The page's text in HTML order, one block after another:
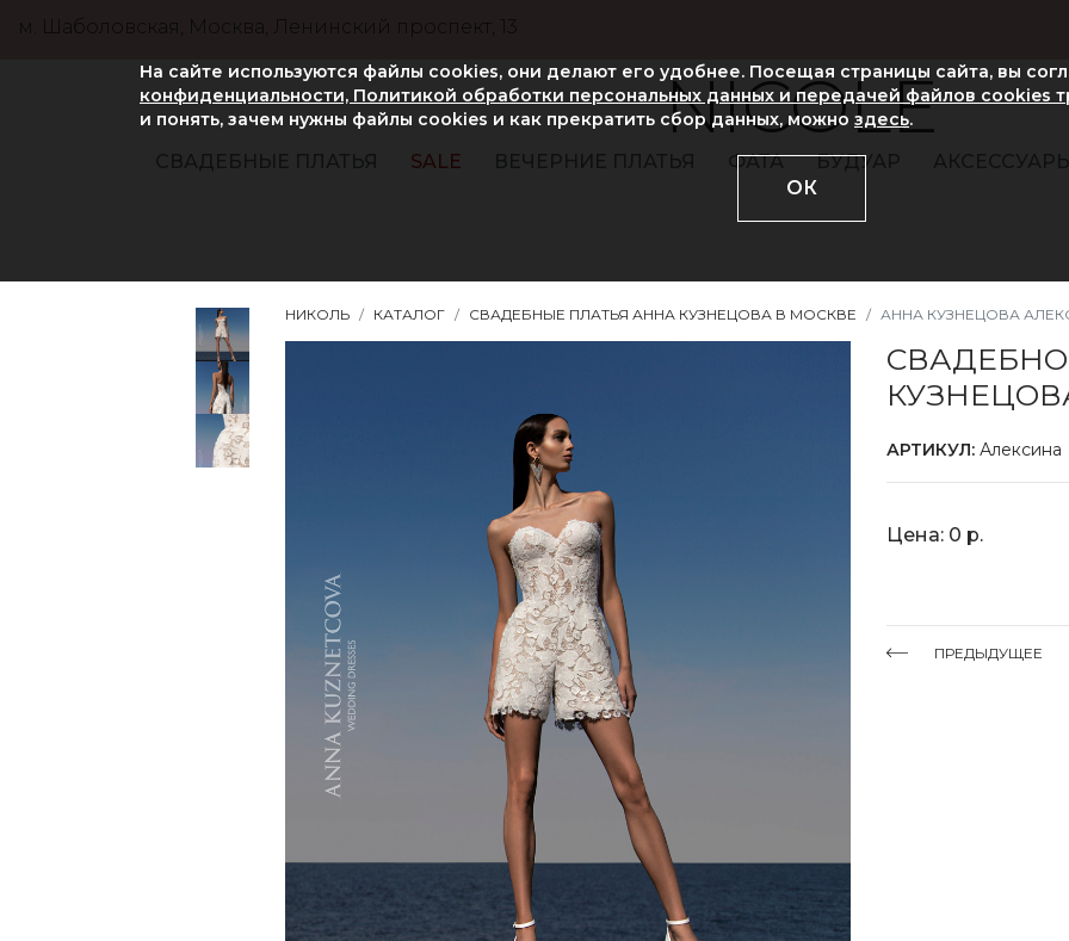
м. Шаболовская, Москва, Ленинский проспект, 13
NICOLE
СВАДЕБНЫЕ ПЛАТЬЯ SALE ВЕЧЕРНИЕ ПЛАТЬЯ ФАТА БУДУАР
НИКОЛЬ КАТАЛОГ СВАДЕБНЫЕ ПЛАТЬЯ АННА КУЗНЕЦОВА В МОСКВЕ АННА КУЗНЕЦОВА
АРТИКУЛ: Алексина
Цена: 0 р.
ПРЕДЫДУЩЕЕ
На сайте используются файлы cookies, они делают его удобнее. Посещая страницы сайта, вы
конфиденциальности, Политикой обработки персональных данных и передачей файлов cookies
и понять, зачем нужны файлы сookies и как прекратить сбор данных, можно здесь.
ОК